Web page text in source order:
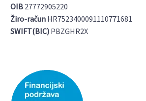
OIB 27772905220
Žiro-račun HR7523400091110771681
SWIFT(BIC) PBZGHR2X